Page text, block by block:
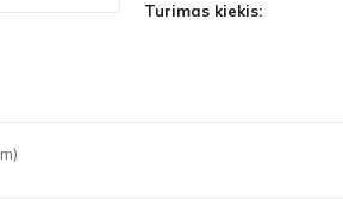
Turimas kiekis: